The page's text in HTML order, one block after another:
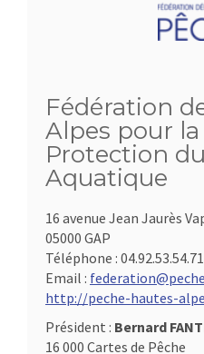
Fédération
Alpes pour
Protection
Aquatique
16 avenue Jean Jaurès
05000 GAP
Téléphone : 04.92.53.54.71
Email :
http://peche-hautes-
Président : Bernard
16 000 Cartes de Pêche